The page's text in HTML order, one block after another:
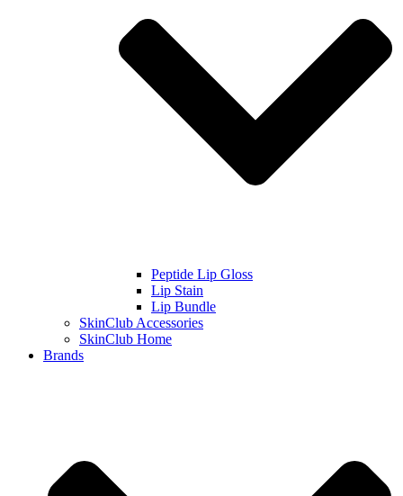
Peptide Lip Gloss
Lip Stain
Lip Bundle
SkinClub Accessories
SkinClub Home
Brands